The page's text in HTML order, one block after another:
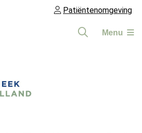
Patiëntenomgeving
Menu